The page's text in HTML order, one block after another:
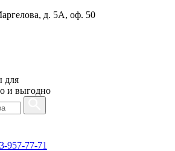
д. 5А, оф. 50
для
и выгодно
957-77-71